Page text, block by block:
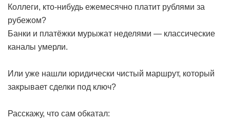
Коллеги, кто-нибудь ежемесячно платит рублями за
рубежом?
Банки и платёжки мурыжат неделями — классические
каналы умерли.
Или уже нашли юридически чистый маршрут, который
закрывает сделки под ключ?
Расскажу, что сам обкатал: